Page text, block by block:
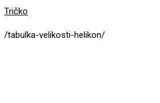
Tričko
/tabulka-velikosti-helikon/